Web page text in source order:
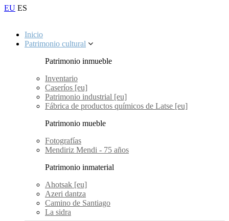
EU ES
Inicio
Patrimonio cultural
Patrimonio inmueble
Inventario
Caseríos [eu]
Patrimonio industrial [eu]
Fábrica de productos químicos de Latse [eu]
Patrimonio mueble
Fotografías
Mendiriz Mendi - 75 años
Patrimonio inmaterial
Ahotsak [eu]
Azeri dantza
Camino de Santiago
La sidra